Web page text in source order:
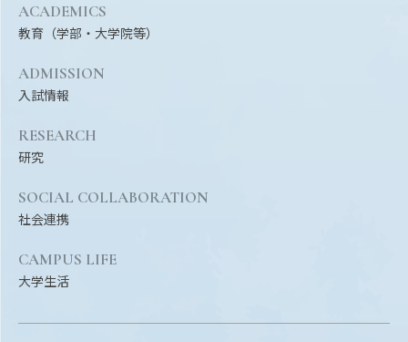
ACADEMICS
教育（学部・大学院等）
ADMISSION
入試情報
RESEARCH
研究
SOCIAL COLLABORATION
社会連携
CAMPUS LIFE
大学生活